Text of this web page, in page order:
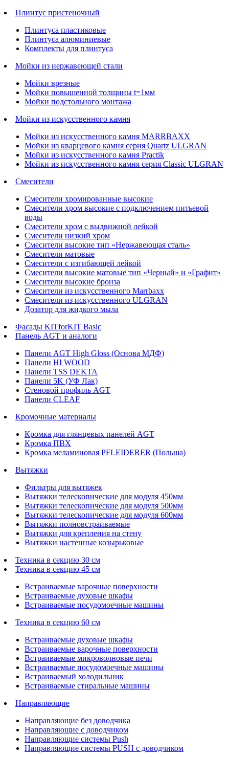
Плинтус пристеночный
Плинтуса пластиковые
Плинтуса алюминиевые
Комплекты для плинтуса
Мойки из нержавеющей стали
Мойки врезные
Мойки повышенной толщины t=1мм
Мойки подстольного монтажа
Мойки из искусственного камня
Мойки из искусственного камня MARRBAXX
Мойки из кварцевого камня серия Quartz ULGRAN
Мойки из искусственного камня Practik
Мойки из искусственного камня серия Classic ULGRAN
Смесители
Смесители хромированные высокие
Смесители хром высокие с подключением питьевой
воды
Смесители хром с выдвижной лейкой
Смесители низкий хром
Смесители высокие тип «Нержавеющая сталь»
Смесители матовые
Смесители с изгибающей лейкой
Смесители высокие матовые тип «Черный» и «Графит»
Смесители высокие бронза
Смесители из искусственного Marrbaxx
Смесители из искусственного ULGRAN
Дозатор для жидкого мыла
Фасады KITforKIT Basic
Панель AGT и аналоги
Панели AGT High Gloss (Основа МДФ)
Панели HI WOOD
Панели TSS DEKTA
Панели 5K (УФ Лак)
Стеновой профиль AGT
Панели CLEAF
Кромочные материалы
Кромка для глянцевых панелей AGT
Кромка ПВХ
Кромка меламиновая PFLEIDERER (Польша)
Вытяжки
Фильтры для вытяжек
Вытяжки телескопические для модуля 450мм
Вытяжки телескопические для модуля 500мм
Вытяжки телескопические для модуля 600мм
Вытяжки полновстраиваемые
Вытяжки для крепления на стену
Вытяжки настенные козырьковые
Техника в секцию 30 см
Техника в секцию 45 см
Встраиваемые варочные поверхности
Встраиваемые духовые шкафы
Встраиваемые посудомоечные машины
Техника в секцию 60 см
Встраиваемые духовые шкафы
Встраиваемые варочные поверхности
Встраиваемые микроволновые печи
Встраиваемые посудомоечные машины
Встраиваемый холодильник
Встраиваемые стиральные машины
Направляющие
Направляющие без доводчика
Направляющие с доводчиком
Направляющие системы Push
Направляющие системы PUSH с доводчиком